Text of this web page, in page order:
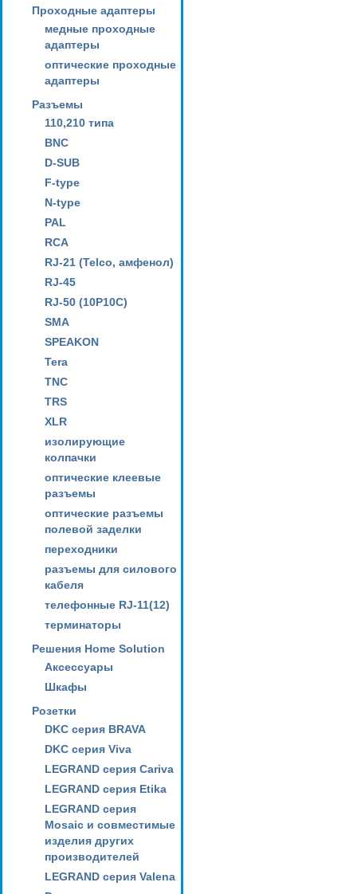
Проходные адаптеры
медные проходные
адаптеры
оптические проходные
адаптеры
Разъемы
110,210 типа
BNC
D-SUB
F-type
N-type
PAL
RCA
RJ-21 (Telco, амфенол)
RJ-45
RJ-50 (10P10C)
SMA
SPEAKON
Tera
TNC
TRS
XLR
изолирующие
колпачки
оптические клеевые
разъемы
оптические разъемы
полевой заделки
переходники
разъемы для силового
кабеля
телефонные RJ-11(12)
терминаторы
Решения Home Solution
Аксессуары
Шкафы
Розетки
DKC серия BRAVA
DKC серия Viva
LEGRAND серия Cariva
LEGRAND серия Etika
LEGRAND серия
Mosaic и совместимые
изделия других
производителей
LEGRAND серия Valena